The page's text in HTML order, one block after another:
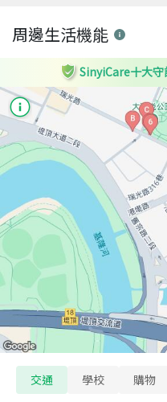
周邊生活機能
SinyiCare十大守
交通 學校 購物